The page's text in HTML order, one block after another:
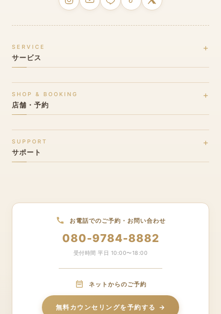
SERVICE
サービス
ブライダルホワイトニングとは
クイックプラン
お客様の声
SHOP & BOOKING
店舗・予約
店舗一覧(全国27店舗)
関東エリア
九州・沖縄エリア
無料カウンセリング予約
SUPPORT
サポート
お電話でのご予約・お問い合わせ
080-9784-8882
受付時間 平日 10:00〜18:00
ネットからのご予約
無料カウンセリングを予約する